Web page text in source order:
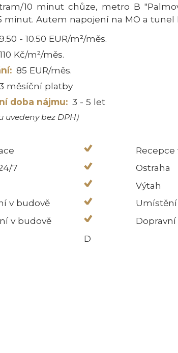
10 minut chůze, metro B
minut. Autem napojení na MO a tunel
- 10.50 EUR/m²/měs.
110 Kč/m²/měs.
85 EUR/měs.
měsíční platby
doba nájmu: 3 - 5 let
uvedeny bez DPH)
Recepce
7
Ostraha
Výtah
v budově
Umístění
v budově
D